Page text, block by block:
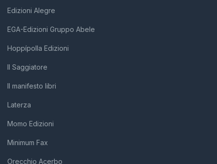
Edizioni Alegre
EGA-Edizioni Gruppo Abele
Hoppípolla Edizioni
Il Saggiatore
Il manifesto libri
Laterza
Momo Edizioni
Minimum Fax
Orecchio Acerbo